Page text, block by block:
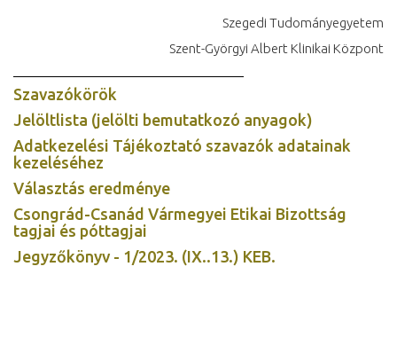
Szegedi Tudományegyetem
Szent-Györgyi Albert Klinikai Központ
Szavazókörök
Jelöltlista (jelölti bemutatkozó anyagok)
Adatkezelési Tájékoztató szavazók adatainak
kezeléséhez
Választás eredménye
Csongrád-Csanád Vármegyei Etikai Bizottság
tagjai és póttagjai
Jegyzőkönyv - 1/2023. (IX..13.) KEB.